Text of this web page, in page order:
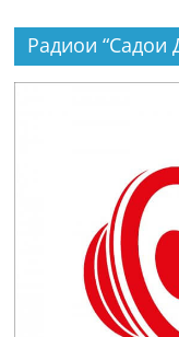
Радиои “Садои